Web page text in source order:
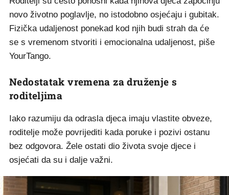
novo životno poglavlje, no istodobno osjećaju i gubitak.
Fizička udaljenost ponekad kod njih budi strah da će
se s vremenom stvoriti i emocionalna udaljenost, piše
YourTango.
Nedostatak vremena za druženje s
roditeljima
Iako razumiju da odrasla djeca imaju vlastite obveze,
roditelje može povrijediti kada poruke i pozivi ostanu
bez odgovora. Žele ostati dio života svoje djece i
osjećati da su i dalje važni.